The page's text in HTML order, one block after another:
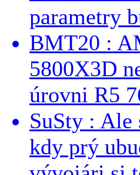
parametry
BMT20 :
5800X3D
úrovni R5
SuSty : Ale
kdy prý